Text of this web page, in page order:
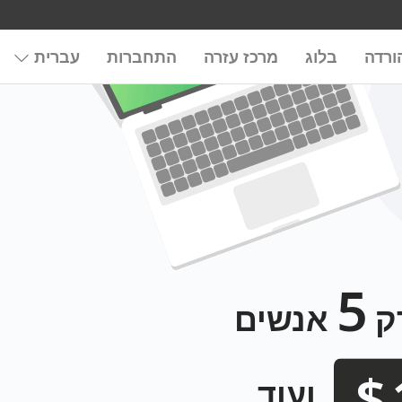
בלוג מרכז עזרה התחברות עברית
5 אנשים